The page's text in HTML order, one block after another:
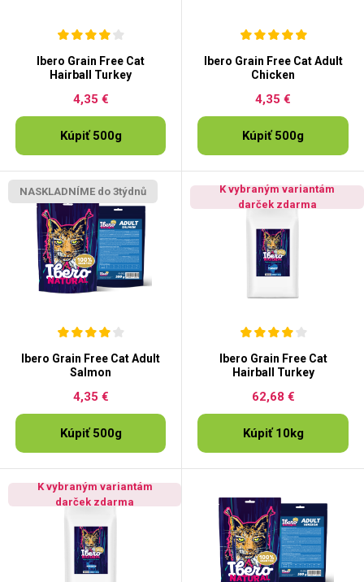
Ibero Grain Free Cat
Hairball Turkey
4,35 €
Kúpiť 500g
Ibero Grain Free Cat Adult
Chicken
4,35 €
Kúpiť 500g
NASKLADNÍME do 3týdnů
Ibero Grain Free Cat Adult
Salmon
4,35 €
Kúpiť 500g
K vybraným variantám
darček zdarma
Ibero Grain Free Cat
Hairball Turkey
62,68 €
Kúpiť 10kg
K vybraným variantám
darček zdarma